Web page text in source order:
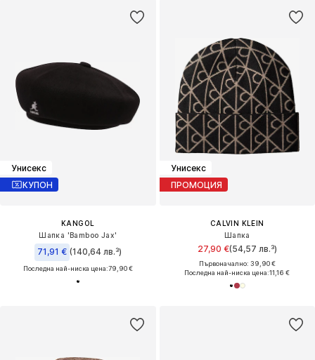
Унисекс
КУПОН
KANGOL
Шапка 'Bamboo Jax'
71,91 € (140,64 лв.³)
Последна най-ниска цена:79,90 €
Унисекс
ПРОМОЦИЯ
CALVIN KLEIN
Шапка
27,90 €(54,57 лв.³)
Първоначално: 39,90 €
Последна най-ниска цена:11,16 €